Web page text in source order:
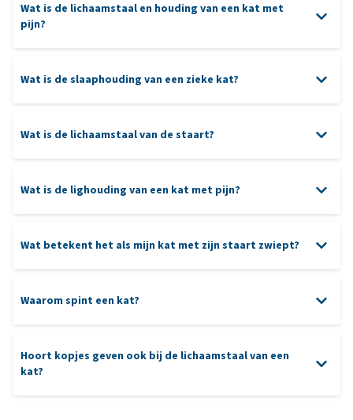
Wat is de lichaamstaal en houding van een kat met
pijn?
Wat is de slaaphouding van een zieke kat?
Wat is de lichaamstaal van de staart?
Recht omhoog met krul
Horizontaal: alert en nieuwsgierig.
Zachtjes trillen
Wat is de lighouding van een kat met pijn?
vergrote pupillen door pijn of stress. Eén oog dichtknijpen kan
wijzen op oogpijn.
Wat betekent het als mijn kat met zijn staart zwiept?
Waarom spint een kat?
Hoort kopjes geven ook bij de lichaamstaal van een
kat?